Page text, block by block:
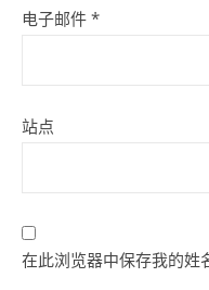
电子邮件 *
站点
在此浏览器中保存我的姓